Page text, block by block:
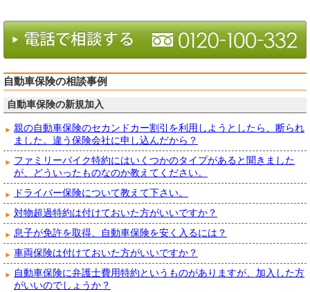
自動車保険の相談事例
自動車保険の新規加入
親の自動車保険のセカンドカー割引を利用しようとしたら、断られ
ました。違う保険会社に申し込んだから？
ファミリーバイク特約にはいくつかのタイプがあると聞きました
が、どういったものなのか教えてください。
ドライバー保険について教えて下さい。
対物超過特約は付けておいた方がいいですか？
息子が免許を取得、自動車保険を安く入るには？
車両保険は付けておいた方がいいですか？
自動車保険に弁護士費用特約というものがありますが、加入した方
がいいのでしょうか？